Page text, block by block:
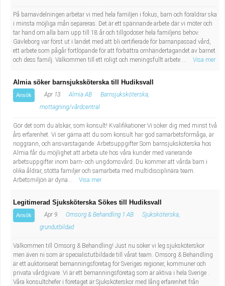
På barnavdelningen arbetar vi med hela familjen i fokus, barn och föräldrar ska
i minsta möjliga mån separeras. Det är ett spännande arbete där vi möter och
tar hand om alla barn upp till 18 år och tillgodoser hela familjens behov.
Gävleborg var först ut i landet med att bli certifierade för barnanpassad vård,
ett arbete som pågår fortlöpande för att förbättra omhändertagandet av barnet
och dess familj. Välkommen till ett roligt och meningsfullt arbete ...
Visa mer
Almia söker barnsjuksköterska till Hudiksvall
Ansök Apr 13 Almia AB
Barnsjuksköterska,
mottagning/vårdcentral
Gör det som du älskar, som konsult! Kvalifikationer Vi söker dig med minst två
års erfarenhet. Vi ser gärna att du som konsult har god samarbetsförmåga, är
noggrann, och ansvarstagande. Arbetsuppgifter Som barnsjuksköterska hos
Almia får du möjlighet att arbeta ute hos våra kunder med varierande
arbetsuppgifter inom barn- och ungdomsvård. Du kommer att vårda barn i
olika åldrar, stötta familjer och samarbeta med multidisciplinära team.
Arbetsmiljön är dyna...
Visa mer
Legitimerad Sjuksköterska Sökes till Hudiksvall
Ansök Apr 9 Omsorg & Behandling 1 AB
Sjuksköterska,
grundutbildad
Välkommen till Omsorg & Behandling! Just nu söker vi leg.sjuksköterskor
men även ni som är specialistutbildade till vårat team. Omsorg & Behandling
är ett auktoriserat bemanningsföretag för Sveriges regioner, kommuner och
privata vårdgivare. Vi är ett bemanningsföretag som är aktiva i hela Sverige .
Våra konsultchefer i företaget är Sjuksköterskor med lång erfarenhet från